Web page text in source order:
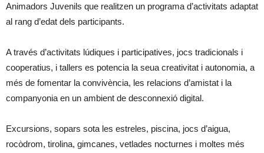
Animadors Juvenils que realitzen un programa d’activitats adaptat
al rang d’edat dels participants.
A través d’activitats lúdiques i participatives, jocs tradicionals i
cooperatius, i tallers es potencia la seua creativitat i autonomia, a
més de fomentar la convivència, les relacions d’amistat i la
companyonia en un ambient de desconnexió digital.
Excursions, sopars sota les estreles, piscina, jocs d’aigua,
rocòdrom, tirolina, gimcanes, vetlades nocturnes i moltes més